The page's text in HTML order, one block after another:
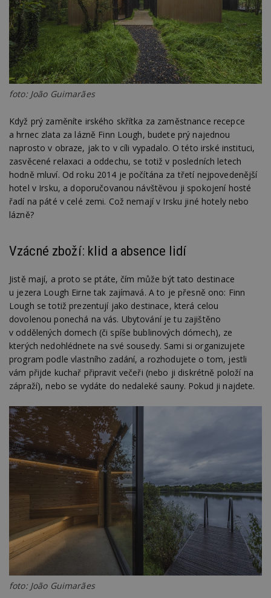
foto: João Guimarães
Když prý zaměníte irského skřítka za zaměstnance recepce
a hrnec zlata za lázně Finn Lough, budete prý najednou
naprosto v obraze, jak to v cíli vypadalo. O této irské instituci,
zasvěcené relaxaci a oddechu, se totiž v posledních letech
hodně mluví. Od roku 2014 je počítána za třetí nejpovedenější
hotel v Irsku, a doporučovanou návštěvou ji spokojení hosté
řadí na páté v celé zemi. Což nemají v Irsku jiné hotely nebo
lázně?
Vzácné zboží: klid a absence lidí
Jistě mají, a proto se ptáte, čím může být tato destinace
u jezera Lough Eirne tak zajímavá. A to je přesně ono: Finn
Lough se totiž prezentují jako destinace, která celou
dovolenou ponechá na vás. Ubytování je tu zajištěno
v oddělených domech (či spíše bublinových dómech), ze
kterých nedohlédnete na své sousedy. Sami si organizujete
program podle vlastního zadání, a rozhodujete o tom, jestli
vám přijde kuchař připravit večeři (nebo ji diskrétně položí na
zápraží), nebo se vydáte do nedaleké sauny. Pokud ji najdete.
foto: João Guimarães